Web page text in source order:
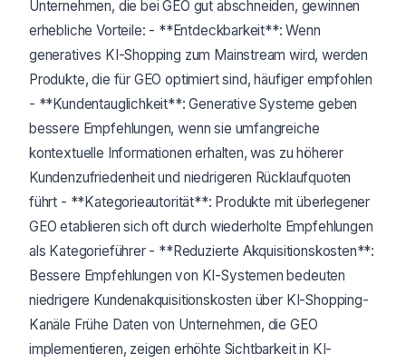
Unternehmen, die bei GEO gut abschneiden, gewinnen
erhebliche Vorteile: - **Entdeckbarkeit**: Wenn
generatives KI-Shopping zum Mainstream wird, werden
Produkte, die für GEO optimiert sind, häufiger empfohlen
- **Kundentauglichkeit**: Generative Systeme geben
bessere Empfehlungen, wenn sie umfangreiche
kontextuelle Informationen erhalten, was zu höherer
Kundenzufriedenheit und niedrigeren Rücklaufquoten
führt - **Kategorieautorität**: Produkte mit überlegener
GEO etablieren sich oft durch wiederholte Empfehlungen
als Kategorieführer - **Reduzierte Akquisitionskosten**:
Bessere Empfehlungen von KI-Systemen bedeuten
niedrigere Kundenakquisitionskosten über KI-Shopping-
Kanäle Frühe Daten von Unternehmen, die GEO
implementieren, zeigen erhöhte Sichtbarkeit in KI-